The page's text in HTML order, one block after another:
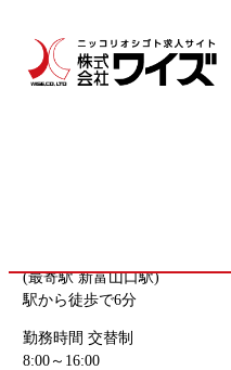
電子部品製造オペ
(最寄駅 新富山口駅)
駅から徒歩で6分
勤務時間 交替制
8:00～16:00